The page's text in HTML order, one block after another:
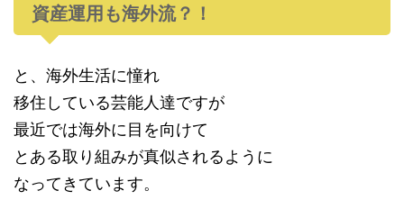
資産運用も海外流？！
と、海外生活に憧れ
移住している芸能人達ですが
最近では海外に目を向けて
とある取り組みが真似されるように
なってきています。